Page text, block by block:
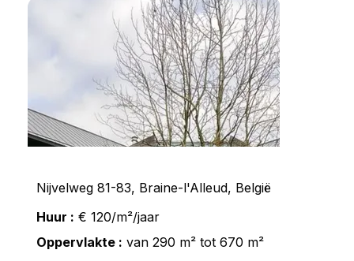
Nijvelweg 81-83, Braine-l'Alleud, België
Huur : € 120/m²/jaar
Oppervlakte : van 290 m² tot 670 m²